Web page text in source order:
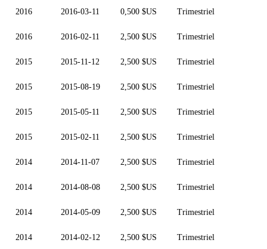
2016 2016-03-11 0,500 $US Trimestriel
2016 2016-02-11 2,500 $US Trimestriel
2015 2015-11-12 2,500 $US Trimestriel
2015 2015-08-19 2,500 $US Trimestriel
2015 2015-05-11 2,500 $US Trimestriel
2015 2015-02-11 2,500 $US Trimestriel
2014 2014-11-07 2,500 $US Trimestriel
2014 2014-08-08 2,500 $US Trimestriel
2014 2014-05-09 2,500 $US Trimestriel
2014 2014-02-12 2,500 $US Trimestriel